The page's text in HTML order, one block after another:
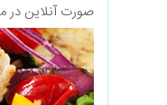
صورت آنلاین در